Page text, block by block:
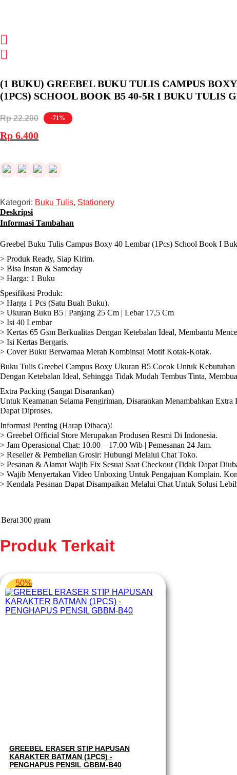
(1 BUKU) GREEBEL BUKU TULIS CAMPUS
(1PCS) SCHOOL BOOK B5 40-5R I BUKU TULIS
-71%
Rp22.200
Harga
aslinya
Rp 6.400Harga
saat
Rp 6.400.
Kategori: Buku Tulis, Stationery
Deskripsi
Informasi Tambahan
Greebel Buku Tulis Campus Boxy 40 Lembar (1Pcs) School Book I
> Produk Ready, Siap Kirim.
> Bisa Instan & Sameday
> Harga: 1 Buku
Spesifikasi Produk:
> Harga 1 Pcs (Satu Buah Buku).
> Ukuran Buku B5 | Panjang 25 Cm | Lebar 17,5 Cm
> Isi 40 Lembar
> Kertas 65 Gsm Berkualitas Dengan Ketebalan Ideal, Membantu
> Isi Kertas Bergaris.
> Cover Buku Berwarnaa Merah Kombinsai Motif Kotak-Kotak.
Buku Tulis Greebel Campus Boxy Ukuran B5 Cocok Untuk
Dengan Ketebalan Ideal, Sehingga Tidak Mudah Tembus Tinta,
Extra Packing (Sangat Disarankan)
Untuk Keamanan Selama Pengiriman, Disarankan Menambahkan
Dapat Diproses.
Informasi Penting (Harap Dibaca)!
> Greebel Official Store Merupakan Produsen Resmi Di Indonesia.
> Jam Operasional Chat: 10.00 – 17.00 Wib | Pemesanan 24 Jam.
> Reseller & Pembelian Grosir: Hubungi Melalui Chat Toko.
> Pesanan & Alamat Wajib Fix Sesuai Saat Checkout (Tidak Dapat
> Wajib Menyertakan Video Unboxing Untuk Pengajuan Komplain.
> Kendala Pesanan Dapat Disampaikan Melalui Chat Untuk Solusi
Berat300 gram
Produk Terkait
50%
GREEBEL ERASER STIP HAPUSAN
KARAKTER BATMAN (1PCS) -
PENGHAPUS PENSIL GBBM-B40